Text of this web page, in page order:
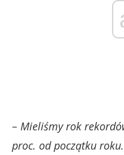
– Mieliśmy rok
proc. od początku